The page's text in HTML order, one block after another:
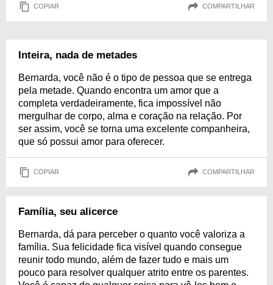
COPIAR COMPARTILHAR
Inteira, nada de metades
Bernarda, você não é o tipo de pessoa que se entrega
pela metade. Quando encontra um amor que a
completa verdadeiramente, fica impossível não
mergulhar de corpo, alma e coração na relação. Por
ser assim, você se torna uma excelente companheira,
que só possui amor para oferecer.
COPIAR COMPARTILHAR
Família, seu alicerce
Bernarda, dá para perceber o quanto você valoriza a
família. Sua felicidade fica visível quando consegue
reunir todo mundo, além de fazer tudo e mais um
pouco para resolver qualquer atrito entre os parentes.